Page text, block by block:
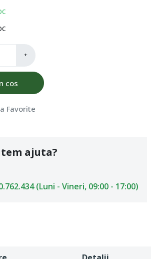
+
cos
Favorite
ajuta?
(Luni - Vineri, 09:00 - 17:00)